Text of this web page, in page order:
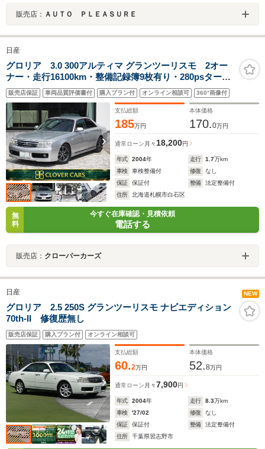
販売店： ＡＵＴＯ ＰＬＥＡＳＵＲＥ
日産
グロリア 3.0 300アルティマ グランツーリスモ 2オー
ナー・走行16100km・整備記録簿9枚有り・280psター
ボ・ローダウンRS-R・下回りサビ少ない・純正ナビ・バ
ックカメラ・ETC・HID・キーレス
販売店保証 車両品質評価書付 購入プラン付 オンライン相談可 360°画像付
支払総額
185万円
本体価格
170.0万円
通常ローン 月々 18,200円
年式 2004年 走行 1.7万km
車検
車検整備付 修復
なし
保証
保証付 整備
法定整備付
住所
北海道札幌市白石区
無
料
今すぐ在庫確認・見積依頼
電話する
販売店： クローバーカーズ
日産 NEW
グロリア 2.5 250S グランツーリスモ ナビエディション
70th-II 修復歴無し
販売店保証 購入プラン付 オンライン相談可
支払総額
60.2万円
本体価格
52.8万円
通常ローン 月々7,900円
年式 2004年 走行 8.3万km
車検
'27/02 修復
なし
保証
保証付 整備
法定整備付
住所
千葉県習志野市